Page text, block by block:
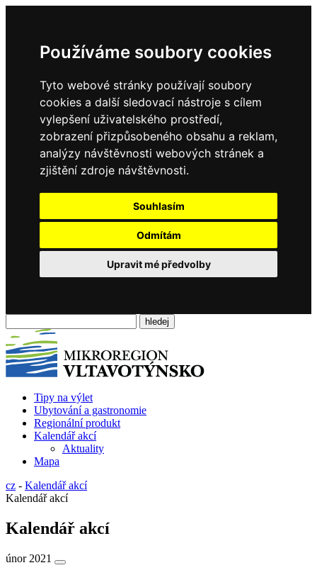
Používáme soubory cookies
Tyto webové stránky používají soubory
cookies a další sledovací nástroje s cílem
vylepšení uživatelského prostředí,
zobrazení přizpůsobeného obsahu a reklam,
analýzy návštěvnosti webových stránek a
zjištění zdroje návštěvnosti.
Souhlasím
Odmítám
Upravit mé předvolby
Tipy na výlet
Ubytování a gastronomie
Regionální produkt
Kalendář akcí
Aktuality
Mapa
cz - Kalendář akcí
Kalendář akcí
Kalendář akcí
únor 2021